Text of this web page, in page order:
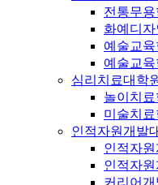
전통무
화예디
예술교
예술교
심리치료대학
놀이치
미술치
인적자원개발
인적자
인적자
커리어